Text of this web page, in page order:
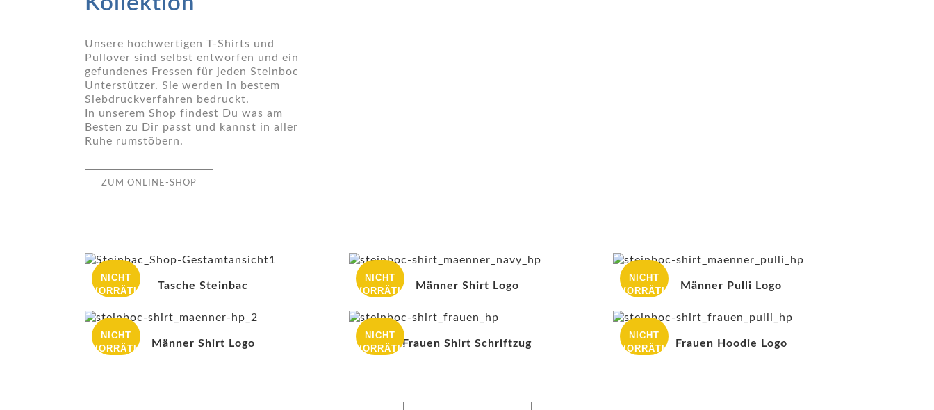
Unsere hochwertigen T-Shirts und
Pullover sind selbst entworfen und ein
gefundenes Fressen für jeden Steinboc
Unterstützer. Sie werden in bestem
Siebdruckverfahren bedruckt.
In unserem Shop findest Du was am
Besten zu Dir passt und kannst in aller
Ruhe rumstöbern.
ZUM ONLINE-SHOP
NICHT
VORRÄTIG
Tasche Steinbac
NICHT
VORRÄTIG
Männer Shirt Logo
NICHT
VORRÄTIG
Männer Pulli Logo
NICHT
VORRÄTIG
Männer Shirt Logo
NICHT
VORRÄTIGFrauen Shirt Schriftzug
NICHT
VORRÄTIG
Frauen Hoodie Logo